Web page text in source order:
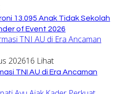
13.095 Anak Tidak Sekolah
of Event 2026
202616 Lihat
TNI AU di Era Ancaman